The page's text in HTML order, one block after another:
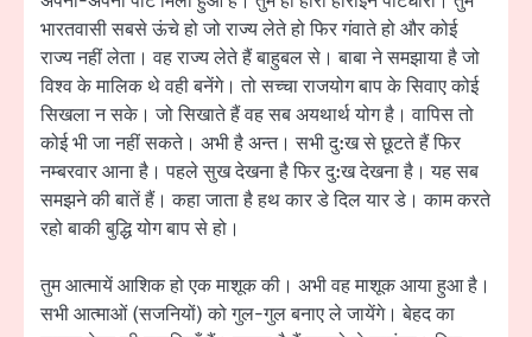
भारतवासी सबसे ऊंचे हो जो राज्य लेते हो फिर गंवाते हो और कोई
राज्य नहीं लेता। वह राज्य लेते हैं बाहुबल से। बाबा ने समझाया है जो
विश्व के मालिक थे वही बनेंगे। तो सच्चा राजयोग बाप के सिवाए कोई
सिखला न सके। जो सिखाते हैं वह सब अयथार्थ योग है। वापिस तो
कोई भी जा नहीं सकते। अभी है अन्त। सभी दु:ख से छूटते हैं फिर
नम्बरवार आना है। पहले सुख देखना है फिर दु:ख देखना है। यह सब
समझने की बातें हैं। कहा जाता है हथ कार डे दिल यार डे। काम करते
रहो बाकी बुद्धि योग बाप से हो।
तुम आत्मायें आशिक हो एक माशूक की। अभी वह माशूक आया हुआ है।
सभी आत्माओं (सजनियों) को गुल-गुल बनाए ले जायेंगे। बेहद का